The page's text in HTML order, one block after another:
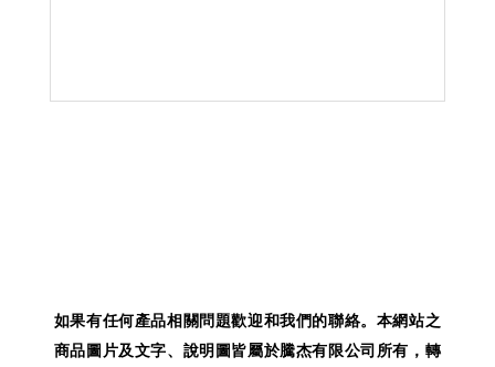
如果有任何產品相關問題歡迎和我們的聯絡。 本網站之
商品圖片及文字、說明圖皆屬於騰杰有限公司所有，轉